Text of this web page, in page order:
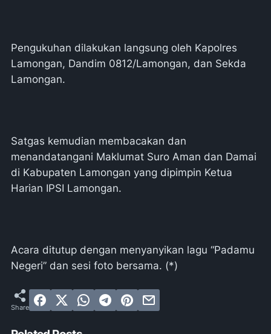
Pengukuhan dilakukan langsung oleh Kapolres
Lamongan, Dandim 0812/Lamongan, dan Sekda
Lamongan.
Satgas kemudian membacakan dan
menandatangani Maklumat Suro Aman dan Damai
di Kabupaten Lamongan yang dipimpin Ketua
Harian IPSI Lamongan.
Acara ditutup dengan menyanyikan lagu “Padamu
Negeri” dan sesi foto bersama. (*)